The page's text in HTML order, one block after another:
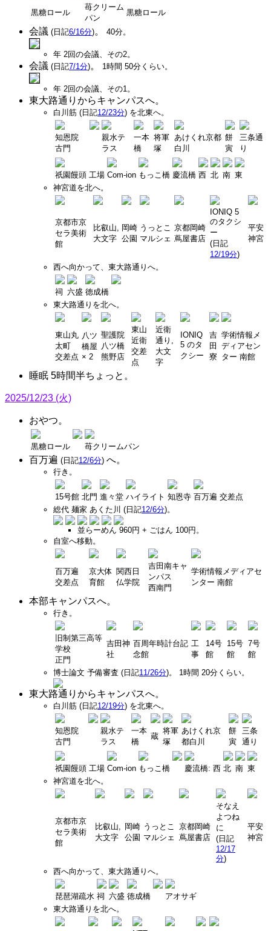
黒糖ロール
苺クリーム
パン
黒糖ロール
会議 (日記6/16分)。 40分。
年 2回の会議、その2。
会議 (日記7/1分)。 1時間 50分くらい。
年 2回の会議、その1。
東大路通りからキャンパスへ。
白川筋 (日記12/23分) を北東へ。
知恩院
古門
親水テ
ラス
一本
橋
将軍
塚
あけくれ京都
白川
餅
寅
三条通
り
祇園饅頭 工場 Com-ion もっこ橋 慶流橋 西 北 南 東
神宮道を北へ。
京都市京
セラ美術
館
比叡山,
大文字
岡崎
公園
うっとこ
マルシェ
京都岡崎
蔦屋書店
IONIQ 5
のタクシ
ー
(日記
12/19分)
平安
神宮
西へ向かって、東大路通りへ。
祠 六盛 徳成橋
東大路通りを北へ。
東山丸
太町
交差点
八ツ
橋屋
× 2
聖護院
八ツ橋
熊野店
東山
近衛
交差
点
近衛
通り,
大文
字
IONIQ
5 のタ
クシー
吉
田
寮
学術情報メ
ディアセン
ター 南館
睡眠 5時間半ちょっと。
2025/12/23 (火)
おやつ。
黒糖ロール 苺クリームパン
百万遍 (日記12/6分) へ。
行き。
15号館 北門 進々堂 ハイライト 知恩寺 百万遍 交差点
総代 麺家 あくた川 (日記12/6分)。
並らーめん 960円 + ごはん 100円。
自室へ移動。
百万遍
交差点
京大体
育館
関西日
仏学院
吉田南キャ
ンパス
西南門
学術情報メディアセ
ンター 南館
本部キャンパスへ。
行き。
旧制第三高等
学校
正門
吉田神
社
百周年時計台記
念館
工
事
14号
館
15号
館
7号
館
博士論文 予備審査 (日記11/26分)。 1時間 20分くらい。
東大路通りからキャンパスへ。
白川筋 (日記12/19分) を北東へ。
知恩院
古門
親水テ
ラス
一本
橋
蔵
将軍
塚
あけくれ京
都白川
餅
寅
三条
通り
祇園饅頭 工場 Com-ion もっこ橋 慶流橋: 西 北 南 東
神宮道を北へ。
京都市京
セラ美術
館
比叡山,
大文字
岡崎
公園
うっとこ
マルシェ
京都岡崎
蔦屋書店
そなえ
よつね
に
(日記
12/17
分)
平安
神宮
西へ向かって、東大路通りへ。
琵琶湖疏水 祠 六盛 徳成橋
アオサギ
東大路通りを北へ。